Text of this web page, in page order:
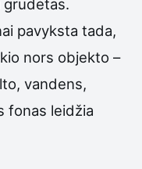
grūdėtas.
pavyksta tada,
nors objekto –
vandens,
fonas leidžia